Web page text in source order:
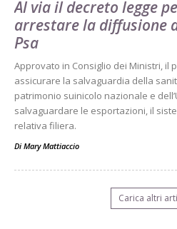
Al via il decreto legge
arrestare la diffusione
Psa
Approvato in Consiglio dei Ministri, il
assicurare la salvaguardia della
patrimonio suinicolo nazionale e
salvaguardare le esportazioni, il
relativa filiera.
Di Mary Mattiaccio
Carica altri